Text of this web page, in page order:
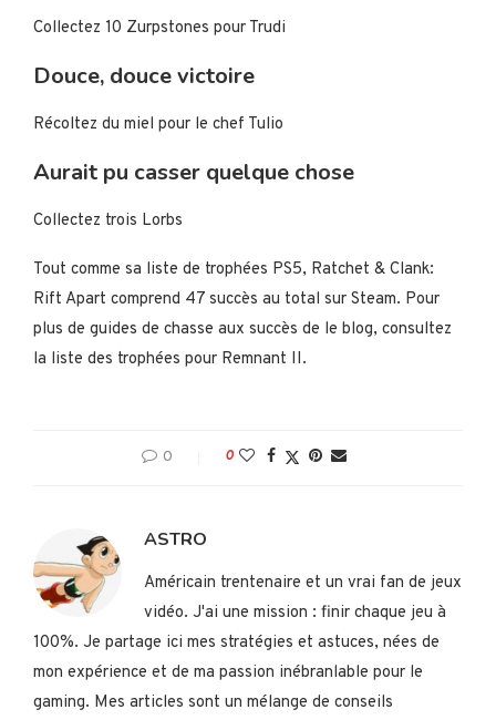
Collectez 10 Zurpstones pour Trudi
Douce, douce victoire
Récoltez du miel pour le chef Tulio
Aurait pu casser quelque chose
Collectez trois Lorbs
Tout comme sa liste de trophées PS5, Ratchet & Clank:
Rift Apart comprend 47 succès au total sur Steam. Pour
plus de guides de chasse aux succès de le blog, consultez
la liste des trophées pour Remnant II.
0 0
ASTRO
Américain trentenaire et un vrai fan de jeux
vidéo. J'ai une mission : finir chaque jeu à
100%. Je partage ici mes stratégies et astuces, nées de
mon expérience et de ma passion inébranlable pour le
gaming. Mes articles sont un mélange de conseils